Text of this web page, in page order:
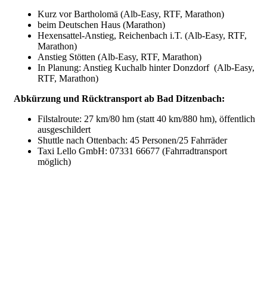
Kurz vor Bartholomä (Alb-Easy, RTF, Marathon)
beim Deutschen Haus (Marathon)
Hexensattel-Anstieg, Reichenbach i.T. (Alb-Easy, RTF,
Marathon)
Anstieg Stötten (Alb-Easy, RTF, Marathon)
In Planung: Anstieg Kuchalb hinter Donzdorf (Alb-Easy,
RTF, Marathon)
Abkürzung und Rücktransport ab Bad Ditzenbach:
Filstalroute: 27 km/80 hm (statt 40 km/880 hm), öffentlich
ausgeschildert
Shuttle nach Ottenbach: 45 Personen/25 Fahrräder
Taxi Lello GmbH: 07331 66677 (Fahrradtransport
möglich)